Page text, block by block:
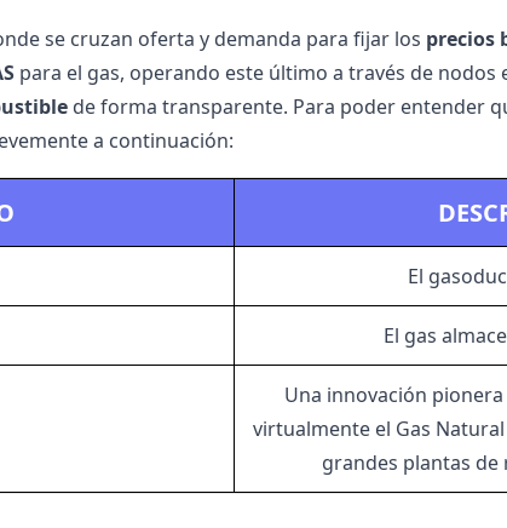
se cruzan oferta y demanda para fijar los precios
para el gas, operando este último a través de nodos
de forma transparente. Para poder entender
a continuación:
El
El gas
Una innovación
virtualmente el Gas
grandes plantas de